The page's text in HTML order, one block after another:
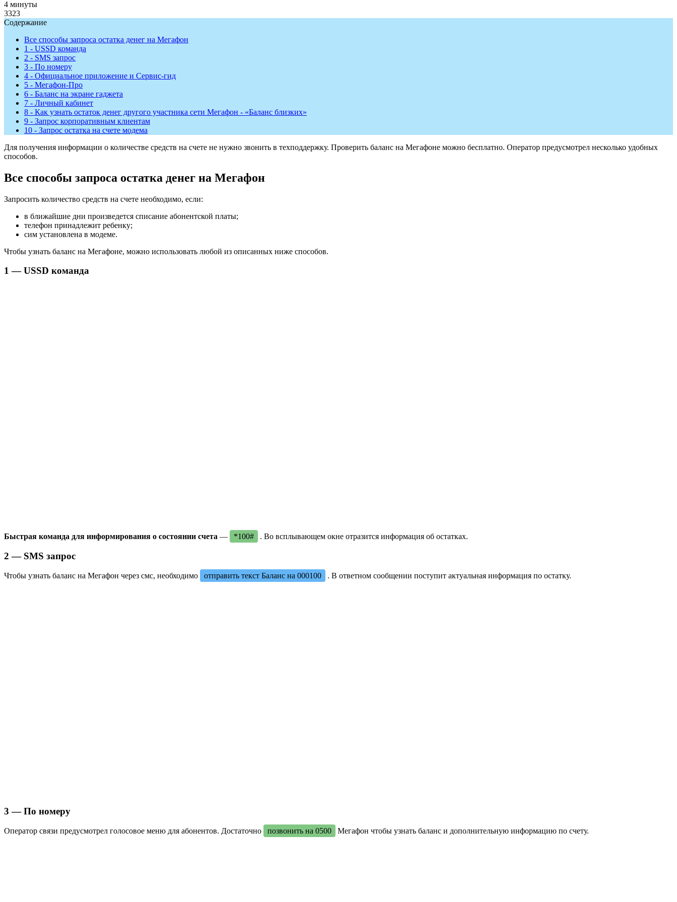
4 минуты
3323
Содержание
Все способы запроса остатка денег на Мегафон
1 - USSD команда
2 - SMS запрос
3 - По номеру
4 - Официальное приложение и Сервис-гид
5 - Мегафон-Про
6 - Баланс на экране гаджета
7 - Личный кабинет
8 - Как узнать остаток денег другого участника сети Мегафон - «Баланс близких»
9 - Запрос корпоративным клиентам
10 - Запрос остатка на счете модема
Для получения информации о количестве средств на счете не нужно звонить в техподдержку. Проверить баланс на Мегафоне можно бесплатно. Оператор предусмотрел несколько удобных
способов.
Все способы запроса остатка денег на Мегафон
Запросить количество средств на счете необходимо, если:
в ближайшие дни произведется списание абонентской платы;
телефон принадлежит ребенку;
сим установлена в модеме.
Чтобы узнать баланс на Мегафоне, можно использовать любой из описанных ниже способов.
1 — USSD команда
Быстрая команда для информирования о состоянии счета — *100# . Во всплывающем окне отразится информация об остатках.
2 — SMS запрос
Чтобы узнать баланс на Мегафон через смс, необходимо отправить текст Баланс на 000100 . В ответном сообщении поступит актуальная информация по остатку.
3 — По номеру
Оператор связи предусмотрел голосовое меню для абонентов. Достаточно позвонить на 0500 Мегафон чтобы узнать баланс и дополнительную информацию по счету.